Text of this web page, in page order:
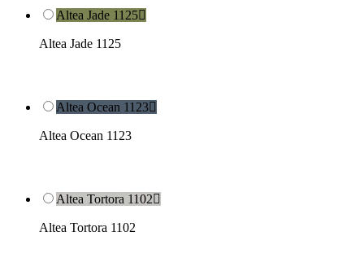
Altea Jade 1125
Altea Jade 1125
Altea Ocean 1123
Altea Ocean 1123
Altea Tortora 1102
Altea Tortora 1102